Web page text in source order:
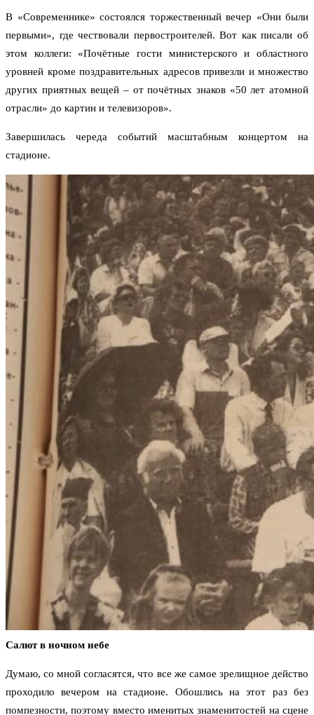
В «Современнике» состоялся торжественный вечер «Они были
первыми», где чествовали первостроителей. Вот как писали об
этом коллеги: «Почётные гости министерского и областного
уровней кроме поздравительных адресов привезли и множество
других приятных вещей – от почётных знаков «50 лет атомной
отрасли» до картин и телевизоров».
Завершилась череда событий масштабным концертом на
стадионе.
Салют в ночном небе
Думаю, со мной согласятся, что все же самое зрелищное действо
проходило вечером на стадионе. Обошлись на этот раз без
помпезности, поэтому вместо именитых знаменитостей на сцене